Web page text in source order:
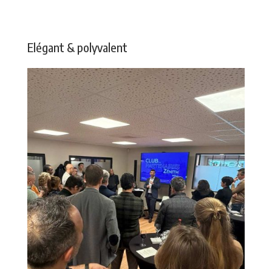
Elégant & polyvalent